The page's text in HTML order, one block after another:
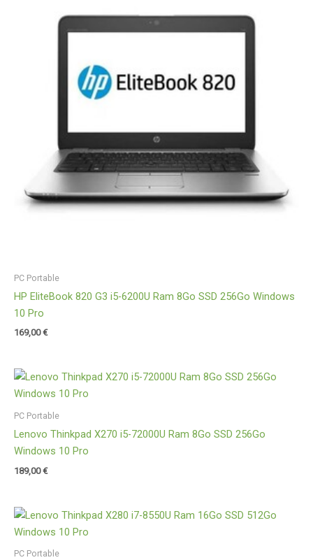
PC Portable
HP EliteBook 820 G3 i5-6200U Ram 8Go SSD 256Go Windows
10 Pro
169,00€
PC Portable
Lenovo Thinkpad X270 i5-72000U Ram 8Go SSD 256Go
Windows 10 Pro
189,00€
PC Portable